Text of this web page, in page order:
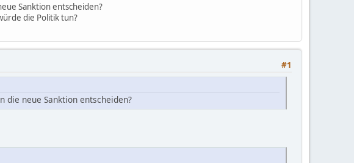
Sanktion entscheiden?
die Politik tun?
#1
die neue Sanktion entscheiden?